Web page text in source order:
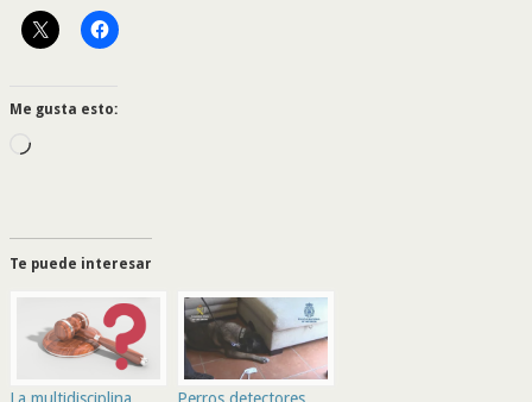
Me gusta esto:
Cargando...
Te puede interesar